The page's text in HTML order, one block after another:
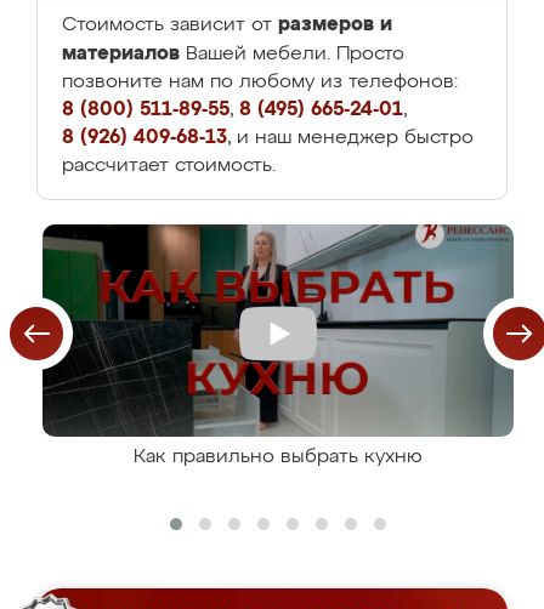
Стоимость зависит от размеров и
материалов Вашей мебели. Просто
позвоните нам по любому из телефонов:
8 (800) 511-89-55, 8 (495) 665-24-01,
8 (926) 409-68-13, и наш менеджер быстро
рассчитает стоимость.
Как правильно выбрать кухню